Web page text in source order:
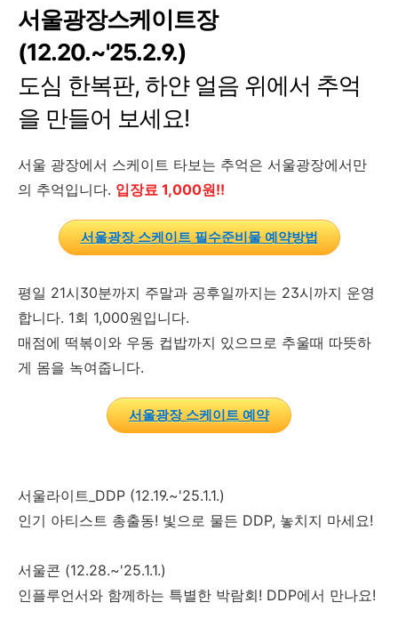
서울광장스케이트장
(12.20.~'25.2.9.)
도심 한복판, 하얀 얼음 위에서 추억
을 만들어 보세요!
서울 광장에서 스케이트 타보는 추억은 서울광장에서만
의 추억입니다. 입장료 1,000원!!
서울광장 스케이트 필수준비물 예약방법
평일 21시30분까지 주말과 공후일까지는 23시까지 운영
합니다. 1회 1,000원입니다.
매점에 떡볶이와 우동 컵밥까지 있으므로 추울때 따뜻하
게 몸을 녹여줍니다.
서울광장 스케이트 예약
서울라이트_DDP (12.19.~'25.1.1.)
인기 아티스트 총출동! 빛으로 물든 DDP, 놓치지 마세요!
서울콘 (12.28.~'25.1.1.)
인플루언서와 함께하는 특별한 박람회! DDP에서 만나요!